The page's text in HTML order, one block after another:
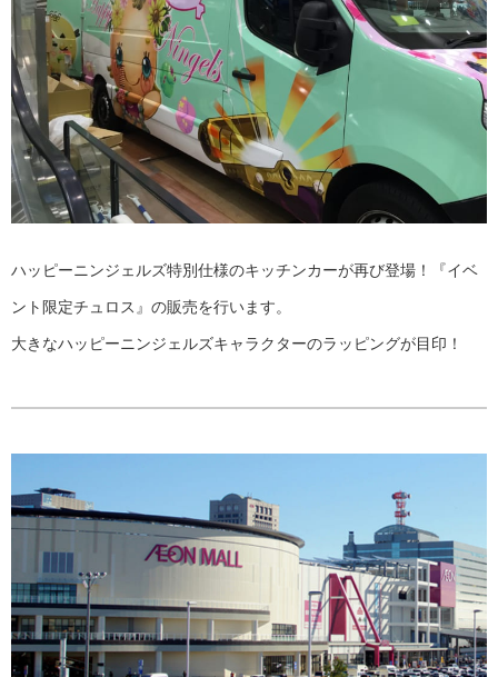
ハッピーニンジェルズ特別仕様のキッチンカーが再び登場！『イベ
ント限定チュロス』の販売を行います。
大きなハッピーニンジェルズキャラクターのラッピングが目印！